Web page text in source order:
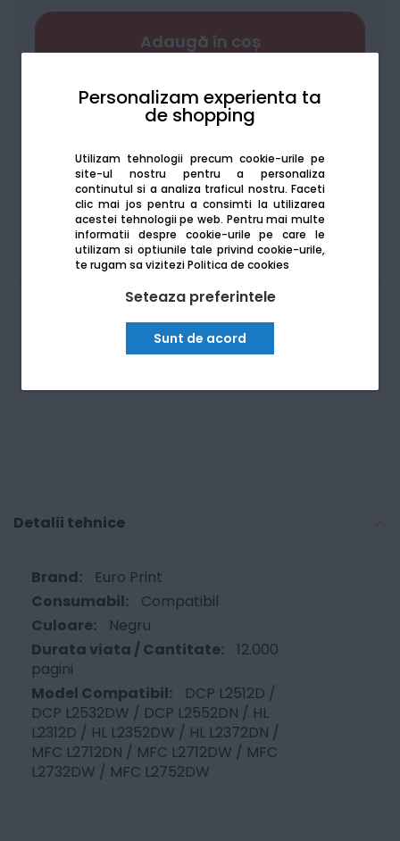
Personalizam experienta ta
de shopping
Utilizam tehnologii precum cookie-urile pe
site-ul nostru pentru a personaliza
continutul si a analiza traficul nostru. Faceti
clic mai jos pentru a consimti la utilizarea
acestei tehnologii pe web. Pentru mai multe
informatii despre cookie-urile pe care le
utilizam si optiunile tale privind cookie-urile,
te rugam sa viziteziPolitica de cookies
Seteaza preferintele
Sunt de acord
Adaugă în coș
Adaugă la favorite Compară
Produsele sunt disponibile pe platforma de
achizitii publiceSEAP/SICAP
Am nevoie de ajutor
Detalii tehnice
Euro Print
Compatibil
Negru
12.000
pagini
DCP L2512D /
DCP L2532DW / DCP L2552DN / HL
L2312D / HL L2352DW / HL L2372DN /
MFC L2712DN / MFC L2712DW / MFC
L2732DW / MFC L2752DW